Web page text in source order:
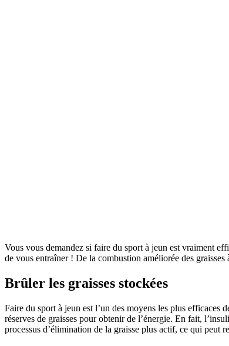
Vous vous demandez si faire du sport à jeun est vraiment
de vous entraîner ! De la combustion améliorée des
Brûler les graisses stockées
Faire du sport à jeun est l’un des moyens les plus efficaces
réserves de graisses pour obtenir de l’énergie. En fait,
processus d’élimination de la graisse plus actif, ce qui peut